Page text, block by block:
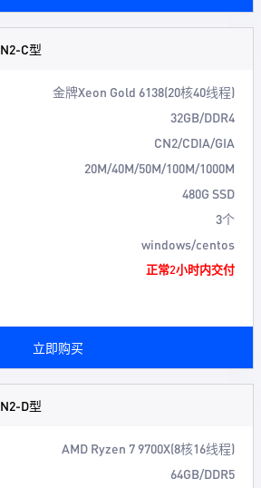
C型
金牌Xeon Gold 6138(20核40线程)
32GB/DDR4
CN2/CDIA/GIA
20M/40M/50M/100M/1000M
480G SSD
3个
windows/centos
正常2小时内交付
立即购买
D型
AMD Ryzen 7 9700X(8核16线程)
64GB/DDR5